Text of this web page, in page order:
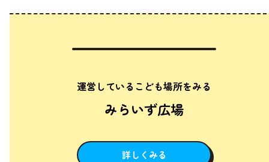
運営しているこども場所をみる
みらいず広場
詳しくみる